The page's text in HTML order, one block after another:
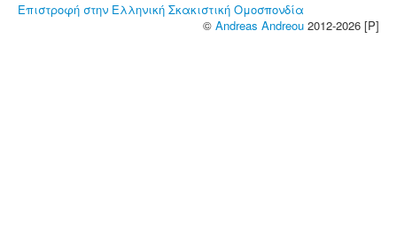
Επιστροφή στην Ελληνική Σκακιστική Ομοσπονδία
© Andreas Andreou 2012-2026 [P]